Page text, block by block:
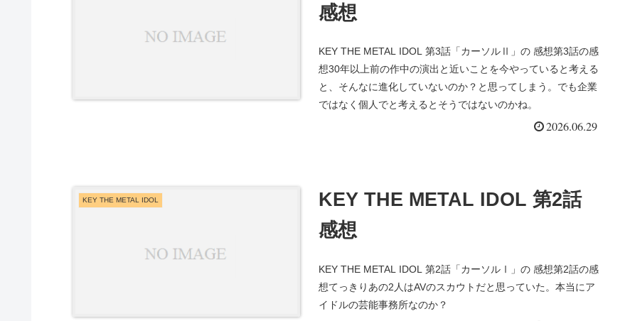
感想
KEY THE METAL IDOL 第3話「カーソルⅡ」の 感想第3話の感
想30年以上前の作中の演出と近いことを今やっていると考える
と、そんなに進化していないのか？と思ってしまう。でも企業
ではなく個人でと考えるとそうではないのかね。
2026.06.29
KEY THE METAL IDOL
KEY THE METAL IDOL 第2話
感想
KEY THE METAL IDOL 第2話「カーソルⅠ」の 感想第2話の感
想てっきりあの2人はAVのスカウトだと思っていた。本当にア
イドルの芸能事務所なのか？